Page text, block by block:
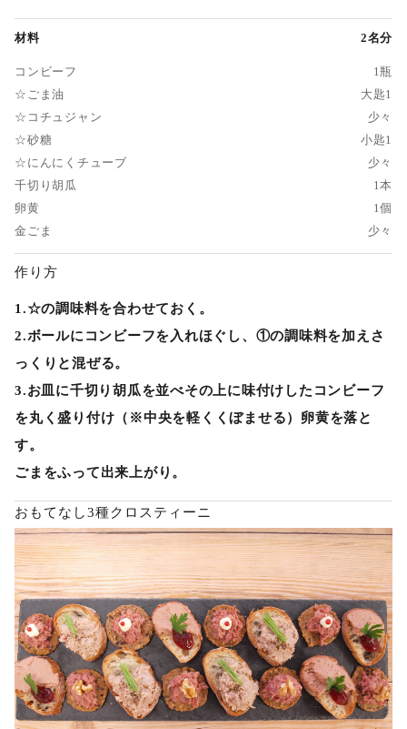
材料 2名分
コンビーフ
1瓶
☆ごま油
大匙1
☆コチュジャン
少々
☆砂糖
小匙1
☆にんにくチューブ
少々
千切り胡瓜
1本
卵黄
1個
金ごま
少々
作り方
1.☆の調味料を合わせておく。
2.ボールにコンビーフを入れほぐし、①の調味料を加えさ
っくりと混ぜる。
3.お皿に千切り胡瓜を並べその上に味付けしたコンビーフ
を丸く盛り付け（※中央を軽くくぼませる）卵黄を落と
す。
ごまをふって出来上がり。
おもてなし3種クロスティーニ